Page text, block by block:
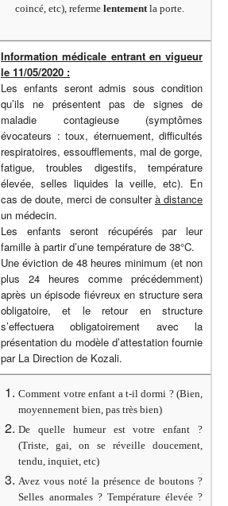
coincé, etc), referme lentementla porte.
Information médicale entrant en vigueur
le 11/05/2020 :
Les enfants seront admis sous condition
qu’ils ne présentent pas de signes de
maladie contagieuse (symptômes
évocateurs : toux, éternuement, difficultés
respiratoires, essoufflements, mal de gorge,
fatigue, troubles digestifs, température
élevée, selles liquides la veille, etc). En
cas de doute, merci de consulterà distance
un médecin.
Les enfants seront récupérés par leur
famille à partir d’une température de 38°C.
Une éviction de 48 heures minimum (et non
plus 24 heures comme précédemment)
après un épisode fiévreux en structure sera
obligatoire, et le retour en structure
s’effectuera obligatoirement avec la
présentation du modèle d’attestation fournie
par La Direction de Kozali.
Comment votre enfant a t-il dormi ? (Bien,
moyennement bien, pas très bien)
De quelle humeur est votre enfant ?
(Triste, gai, on se réveille doucement,
tendu, inquiet, etc)
Avez vous noté la présence de boutons ?
Selles anormales ? Température élevée ?